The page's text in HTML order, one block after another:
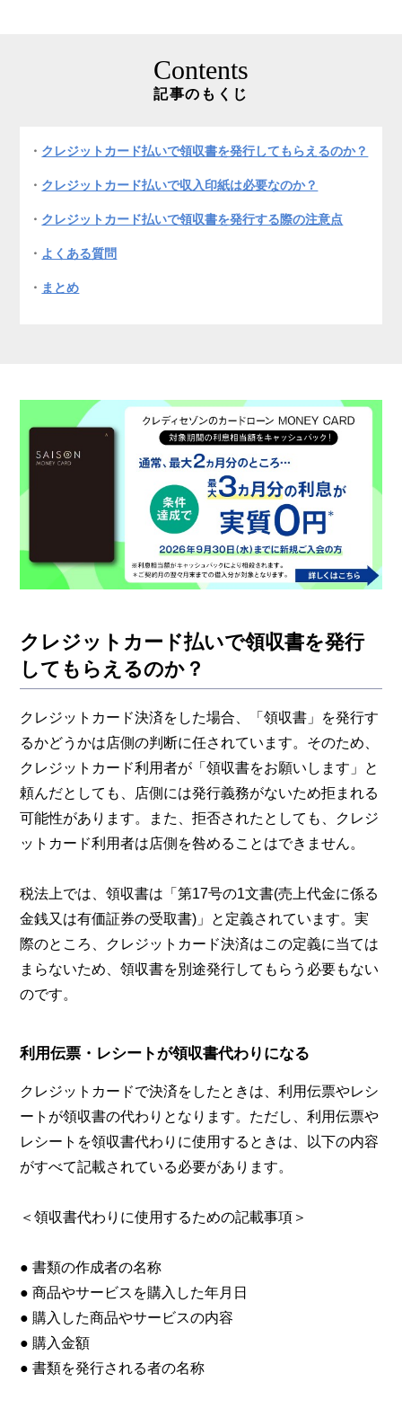
Contents
記事のもくじ
クレジットカード払いで領収書を発行してもらえるのか？
クレジットカード払いで収入印紙は必要なのか？
クレジットカード払いで領収書を発行する際の注意点
よくある質問
まとめ
クレジットカード払いで領収書を発行
してもらえるのか？
クレジットカード決済をした場合、「領収書」を発行す
るかどうかは店側の判断に任されています。そのため、
クレジットカード利用者が「領収書をお願いします」と
頼んだとしても、店側には発行義務がないため拒まれる
可能性があります。また、拒否されたとしても、クレジ
ットカード利用者は店側を咎めることはできません。
税法上では、領収書は「第17号の1文書(売上代金に係る
金銭又は有価証券の受取書)」と定義されています。実
際のところ、クレジットカード決済はこの定義に当ては
まらないため、領収書を別途発行してもらう必要もない
のです。
利用伝票・レシートが領収書代わりになる
クレジットカードで決済をしたときは、利用伝票やレシ
ートが領収書の代わりとなります。ただし、利用伝票や
レシートを領収書代わりに使用するときは、以下の内容
がすべて記載されている必要があります。
＜領収書代わりに使用するための記載事項＞
● 書類の作成者の名称
● 商品やサービスを購入した年月日
● 購入した商品やサービスの内容
● 購入金額
● 書類を発行される者の名称